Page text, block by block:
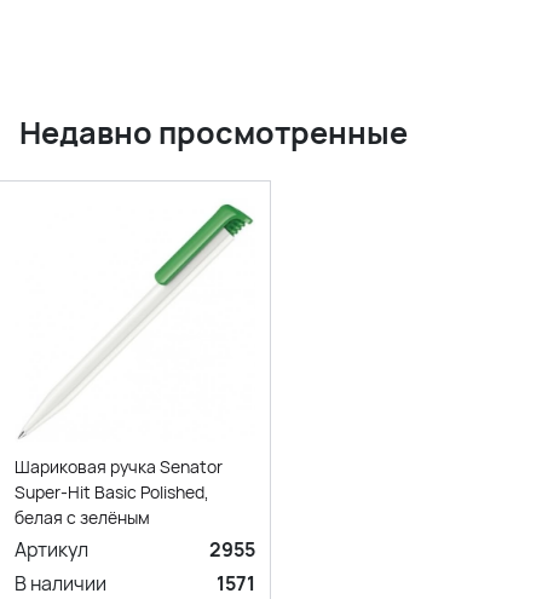
Недавно просмотренные
Шариковая ручка Senator
Super-Hit Basic Polished,
белая с зелёным
Артикул
2955
В наличии
1571